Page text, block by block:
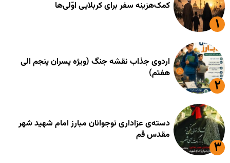
کمک‌هزینه سفر برای کربلایی اوّلی‌ها
اردوی جذاب نقشه جنگ (ویژه پسران پنجم الی
هفتم)
دسته‌ی عزاداری نوجوانان مبارز امام شهید شهر
مقدس قم